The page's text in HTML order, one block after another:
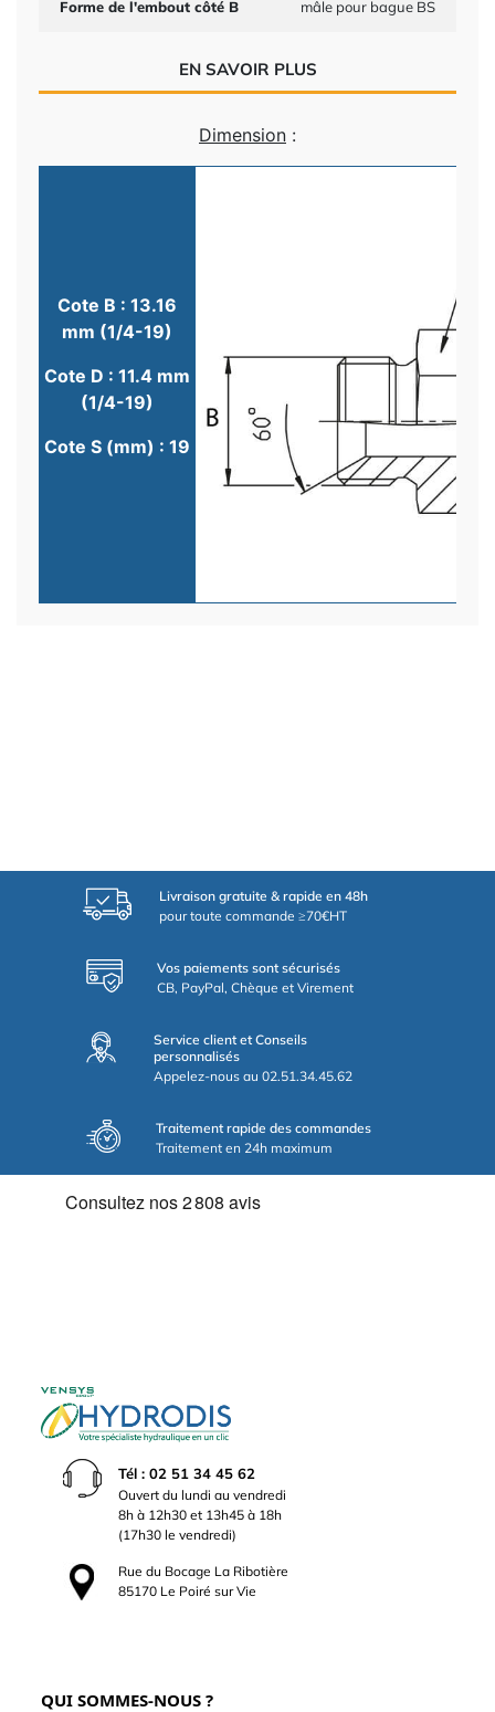
Forme de l'embout côté B mâle pour bague BS
EN SAVOIR PLUS
Dimension :
Cote B : 13.16
mm (1/4-19)
Cote D : 11.4 mm
(1/4-19)
Cote S (mm) : 19
Livraison gratuite & rapide en 48h
pour toute commande ≥70€HT
Vos paiements sont sécurisés
CB, PayPal, Chèque et Virement
Service client et Conseils
personnalisés
Appelez-nous au 02.51.34.45.62
Traitement rapide des commandes
Traitement en 24h maximum
Tél : 02 51 34 45 62
Ouvert du lundi au vendredi
8h à 12h30 et 13h45 à 18h
(17h30 le vendredi)
Rue du Bocage La Ribotière
85170 Le Poiré sur Vie
QUI SOMMES-NOUS ?